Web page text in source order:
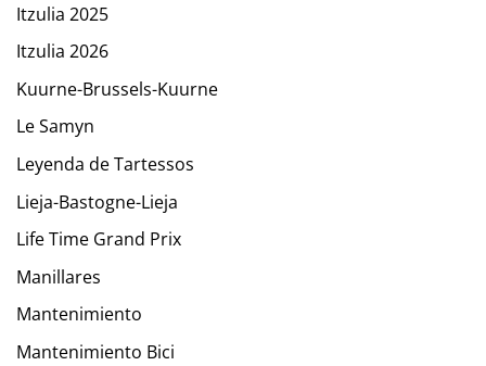
Itzulia 2025
Itzulia 2026
Kuurne-Brussels-Kuurne
Le Samyn
Leyenda de Tartessos
Lieja-Bastogne-Lieja
Life Time Grand Prix
Manillares
Mantenimiento
Mantenimiento Bici